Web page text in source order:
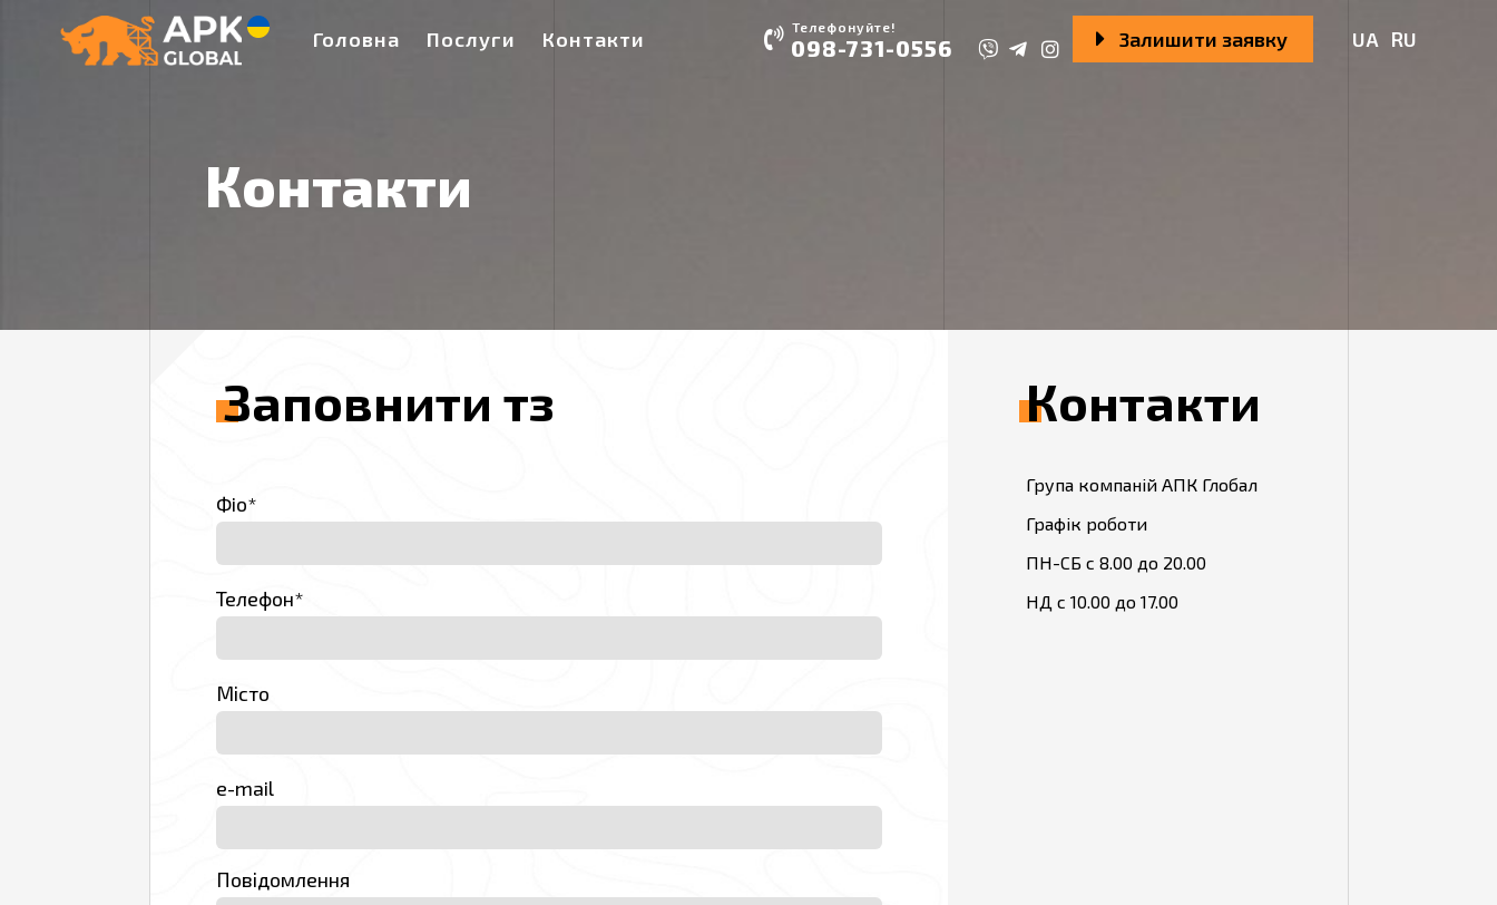
Головна Послуги Контакти Телефонуйте!
098-731-0556 RU
UA
Залишити заявку
Контакти
Заповнити тз
Фiо*
Телефон*
Місто
e-mail
Повідомлення
Контакти
Група компаній АПК Глобал
Графік роботи
ПН-СБ с 8.00 до 20.00
НД с 10.00 до 17.00